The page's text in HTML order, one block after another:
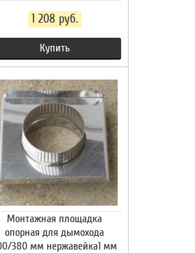
1 208 руб.
Купить
Монтажная площадка
опорная для дымохода
380 мм нержавейка1 мм